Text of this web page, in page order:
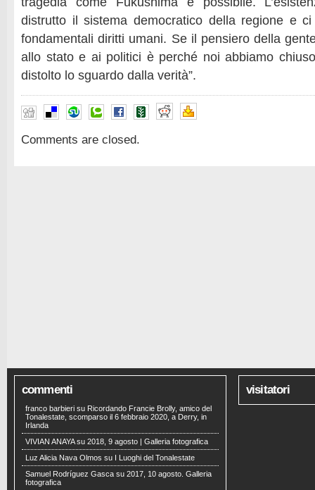
distrutto il sistema democratico della regione e
fondamentali diritti umani. Se il pensiero della
allo stato e ai politici è perché noi abbiamo
distolto lo sguardo dalla verità”.
Comments are closed.
commenti
franco barbieri su Ricordando Francie Brolly, amico del
Tonalestate, scomparso il 6 febbraio 2020, a Derry, in
Irlanda
VIVIAN ANAYAsu 2018, 9 agosto | Galleria fotografica
Luz Alicia Nava Olmos su
I Luoghi del Tonalestate
Samuel Rodríguez Gasca su 2017, 10 agosto. Galleria
fotografica
visitatori